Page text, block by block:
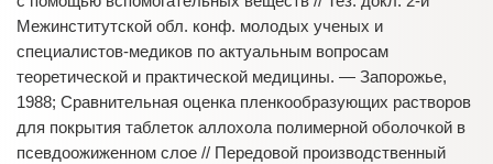
Межинститутской обл. конф. молодых ученых и
специалистов-медиков по актуальным вопросам
теоретической и практической медицины. — Запорожье,
1988; Сравнительная оценка пленкообразующих растворов
для покрытия таблеток аллохола полимерной оболочкой в
псевдоожиженном слое // Передовой производственный